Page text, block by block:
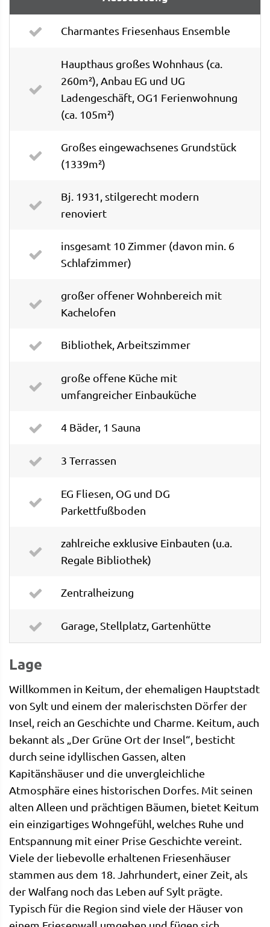
Charmantes Friesenhaus Ensemble
Haupthaus großes Wohnhaus (ca.
260m²), Anbau EG und UG
Ladengeschäft, OG1 Ferienwohnung
(ca. 105m²)
Großes eingewachsenes Grundstück
(1339m²)
Bj. 1931, stilgerecht modern
renoviert
insgesamt 10 Zimmer (davon min. 6
Schlafzimmer)
großer offener Wohnbereich mit
Kachelofen
Bibliothek, Arbeitszimmer
große offene Küche mit
umfangreicher Einbauküche
4 Bäder, 1 Sauna
3 Terrassen
EG Fliesen, OG und DG
Parkettfußboden
zahlreiche exklusive Einbauten (u.a.
Regale Bibliothek)
Zentralheizung
Garage, Stellplatz, Gartenhütte
Lage
Willkommen in Keitum, der ehemaligen Hauptstadt
von Sylt und einem der malerischsten Dörfer der
Insel, reich an Geschichte und Charme. Keitum, auch
bekannt als „Der Grüne Ort der Insel“, besticht
durch seine idyllischen Gassen, alten
Kapitänshäuser und die unvergleichliche
Atmosphäre eines historischen Dorfes. Mit seinen
alten Alleen und prächtigen Bäumen, bietet Keitum
ein einzigartiges Wohngefühl, welches Ruhe und
Entspannung mit einer Prise Geschichte vereint.
Viele der liebevolle erhaltenen Friesenhäuser
stammen aus dem 18. Jahrhundert, einer Zeit, als
der Walfang noch das Leben auf Sylt prägte.
Typisch für die Region sind viele der Häuser von